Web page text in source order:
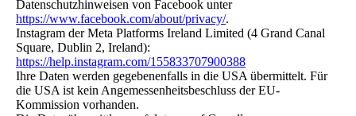
Datenschutzhinweisen von Facebook unter
https://www.facebook.com/about/privacy/.
Instagram der Meta Platforms Ireland Limited (4 Grand Canal
Square, Dublin 2, Ireland):
https://help.instagram.com/155833707900388
Ihre Daten werden gegebenenfalls in die USA übermittelt. Für
die USA ist kein Angemessenheitsbeschluss der EU-
Kommission vorhanden.